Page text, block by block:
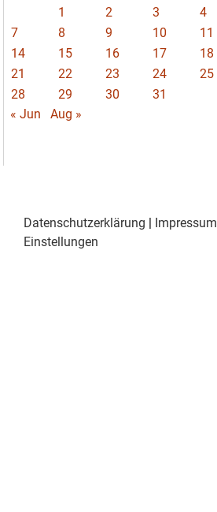
1 2 3 4
7
8 9 10 11
14
15 16 17 18
21
22 23 24 25
28
29 30
31
« Jun
Aug »
Datenschutzerklärung | Impressum
Einstellungen